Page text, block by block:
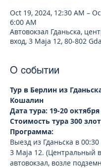
Oct 19, 2024, 12:30 AM –
6:00 AM
Автовокзал Гданьска,
вход, 3 Maja 12, 80-802
О событии
Тур в Берлин из
Кошалин
Дата тура: 19-20 октября
Стоимость тура 300
Программа:
Выезд из Гданьска в 00:30
3 Maja 12. (Центральный
автовокзал, возле